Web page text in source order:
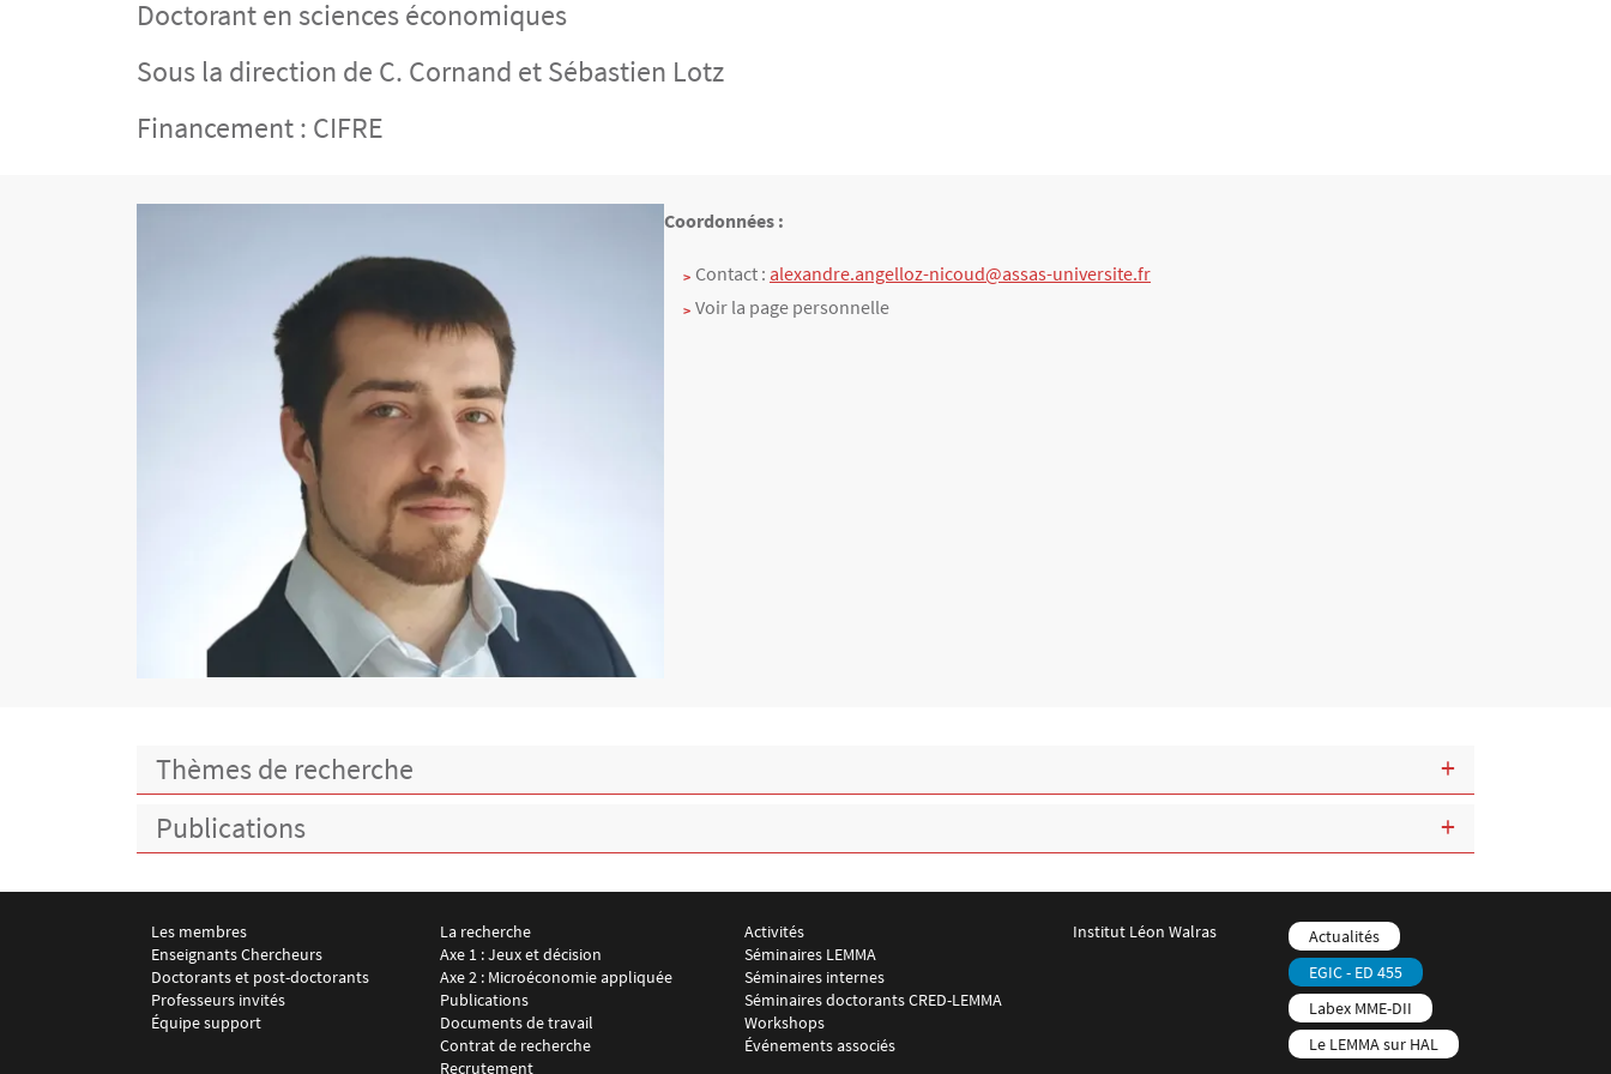
Doctorant en sciences économiques
Sous la direction de C. Cornand et Sébastien Lotz
Financement : CIFRE
Texte
Coordonnées :
Contact : alexandre.angelloz-nicoud@assas-universite.fr
Voir la page personnelle
Thèmes de recherche
Publications
Menu footer LEMMA 1
Les membres
Enseignants Chercheurs
Doctorants et post-doctorants
Professeurs invités
Équipe support
Menu footer LEMMA 2
La recherche
Axe 1 : Jeux et décision
Axe 2 : Microéconomie appliquée
Publications
Documents de travail
Contrat de recherche
Recrutement
Menu footer LEMMA 3
Activités
Séminaires LEMMA
Séminaires internes
Séminaires doctorants CRED-LEMMA
Workshops
Événements associés
Menu footer LEMMA 4
Institut Léon Walras Menu footer LEMMA 5
Actualités
EGIC - ED 455
Labex MME-DII
Le LEMMA sur HAL